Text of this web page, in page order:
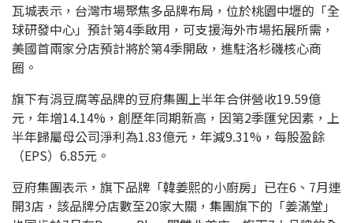
瓦城表示，台灣市場聚焦多品牌布局，位於桃園中壢的「全
球研發中心」預計第4季啟用，可支援海外市場拓展所需，
美國首兩家分店預計將於第4季開啟，進駐洛杉磯核心商
圈。
旗下有涓豆腐等品牌的豆府集團上半年合併營收19.59億
元，年增14.14%，創歷年同期新高，因第2季匯兌因素，上
半年歸屬母公司淨利為1.83億元，年減9.31%，每股盈餘
（EPS）6.85元。
豆府集團表示，旗下品牌「韓姜熙的小廚房」已在6、7月連
開3店，該品牌分店數至20家大關，集團旗下的「姜滿堂」